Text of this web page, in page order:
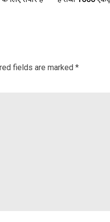
fields are marked *